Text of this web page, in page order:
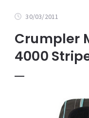
30/03/2011
Crumpler
4000